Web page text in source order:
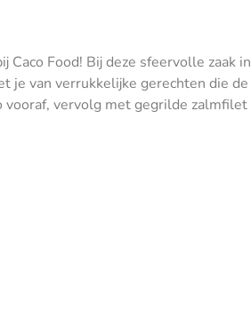
Food! Bij deze sfeervolle zaak in
je van verrukkelijke gerechten die de
vooraf, vervolg met gegrilde zalmfilet